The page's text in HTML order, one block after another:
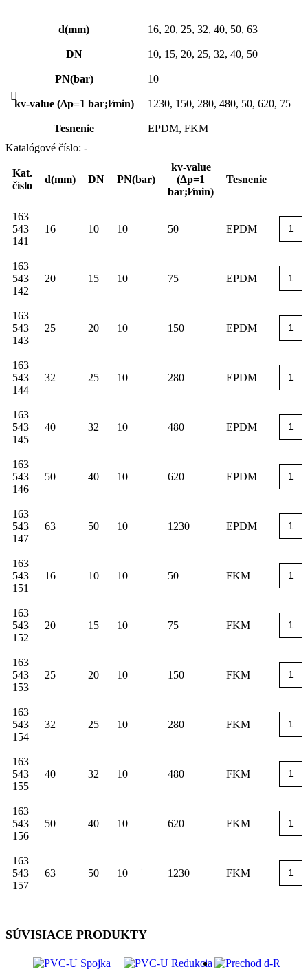
d(mm) 16, 20, 25, 32, 40, 50, 63
DN 10, 15, 20, 25, 32, 40, 50
PN(bar) 10
kv-value (Δp=1 bar;l⁄min) 1230, 150, 280, 480, 50, 620, 75
Tesnenie
EPDM, FKM
Katalógové číslo: -
Kat.
číslo
d(mm) DN PN(bar)
kv-value
(Δp=1
bar;l⁄min)
Tesnenie
163
543
141
16 10 10 50 EPDM
163
543
142
20 15 10 75 EPDM
163
543
143
25 20 10 150 EPDM
163
543
144
32 25 10 280 EPDM
163
543
145
40 32 10 480 EPDM
163
543
146
50 40 10 620 EPDM
163
543
147
63 50 10 1230 EPDM
163
543
151
16 10 10 50 FKM
163
543
152
20 15 10 75 FKM
163
543
153
25 20 10 150 FKM
163
543
154
32 25 10 280 FKM
163
543
155
40 32 10 480 FKM
163
543
156
50 40 10 620 FKM
163
543
157
63 50 10 1230 FKM
SÚVISIACE PRODUKTY